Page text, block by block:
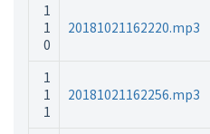
1
1
0
20181021162220.mp3
1
1
1
20181021162256.mp3